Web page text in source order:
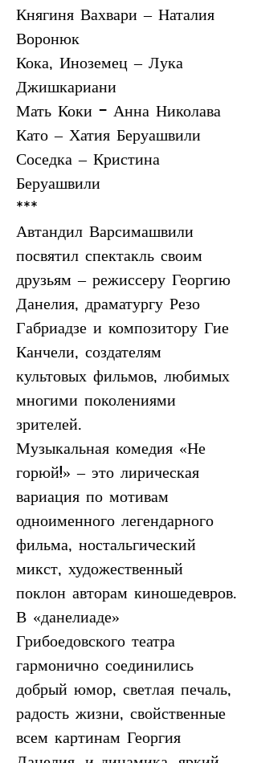
Княгиня Вахвари – Наталия
Воронюк
Кока, Иноземец – Лука
Джишкариани
Мать Коки - Анна Николава
Като – Хатия Беруашвили
Соседка – Кристина
Беруашвили
***
Автандил Варсимашвили
посвятил спектакль своим
друзьям – режиссеру Георгию
Данелия, драматургу Резо
Габриадзе и композитору Гие
Канчели, создателям
культовых фильмов, любимых
многими поколениями
зрителей.
Музыкальная комедия «Не
горюй!» – это лирическая
вариация по мотивам
одноименного легендарного
фильма, ностальгический
микст, художественный
поклон авторам киношедевров.
В «данелиаде»
Грибоедовского театра
гармонично соединились
добрый юмор, светлая печаль,
радость жизни, свойственные
всем картинам Георгия